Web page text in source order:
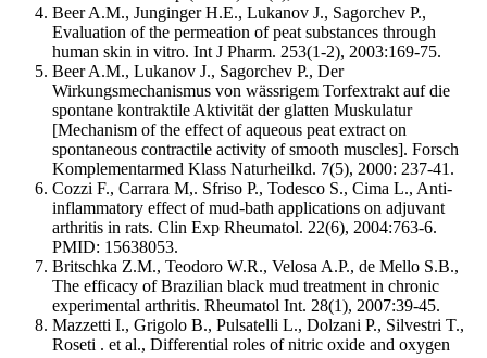
Beer A.M., Junginger H.E., Lukanov J., Sagorchev P.,
Evaluation of the permeation of peat substances through
human skin in vitro. Int J Pharm. 253(1-2), 2003:169-75.
Beer A.M., Lukanov J., Sagorchev P., Der
Wirkungsmechanismus von wässrigem Torfextrakt auf die
spontane kontraktile Aktivität der glatten Muskulatur
[Mechanism of the effect of aqueous peat extract on
spontaneous contractile activity of smooth muscles]. Forsch
Komplementarmed Klass Naturheilkd. 7(5), 2000: 237-41.
Cozzi F., Carrara M,. Sfriso P., Todesco S., Cima L., Anti-
inflammatory effect of mud-bath applications on adjuvant
arthritis in rats. Clin Exp Rheumatol. 22(6), 2004:763-6.
PMID: 15638053.
Britschka Z.M., Teodoro W.R., Velosa A.P., de Mello S.B.,
The efficacy of Brazilian black mud treatment in chronic
experimental arthritis. Rheumatol Int. 28(1), 2007:39-45.
Mazzetti I., Grigolo B., Pulsatelli L., Dolzani P., Silvestri T.,
Roseti . et al., Differential roles of nitric oxide and oxygen